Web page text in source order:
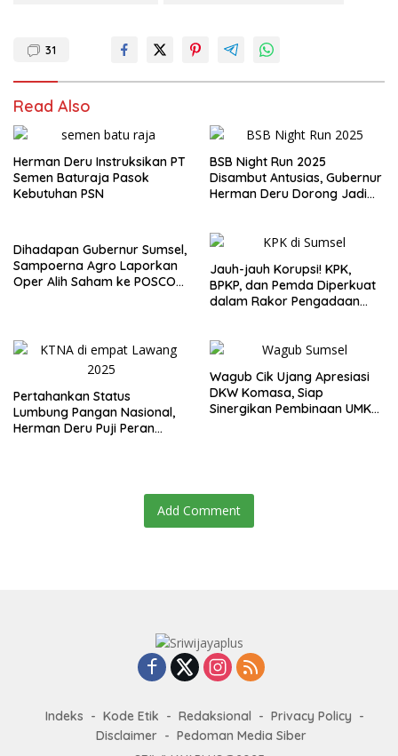
31
Read Also
Herman Deru Instruksikan PT
Semen Baturaja Pasok
Kebutuhan PSN
BSB Night Run 2025
Disambut Antusias, Gubernur
Herman Deru Dorong Jadi
Dihadapan Gubernur Sumsel,
Sampoerna Agro Laporkan
Oper Alih Saham ke POSCO
Jauh-jauh Korupsi! KPK,
BPKP, dan Pemda Diperkuat
dalam Rakor Pengadaan
Pertahankan Status
Lumbung Pangan Nasional,
Herman Deru Puji Peran
Wagub Cik Ujang Apresiasi
DKW Komasa, Siap
Sinergikan Pembinaan UMKM
Add Comment
Indeks Kode Etik Redaksional
Privacy Policy
Disclaimer
Pedoman Media Siber